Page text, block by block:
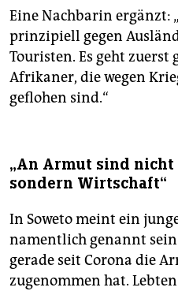
Eine Nachbarin ergänzt:
prinzipiell gegen
Touristen. Es geht zuerst
Afrikaner, die wegen
geflohen sind.“
„An Armut sind
sondern Wirtschaft“
In Soweto meint ein
namentlich genannt sein
gerade seit Corona die
zugenommen hat.